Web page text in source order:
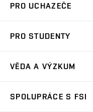
PRO UCHAZEČE
Ambasadoři studia
Zápisy
PRO STUDENTY
Studijní předpisy
VĚDA A VÝZKUM
SPOLUPRÁCE S FSI